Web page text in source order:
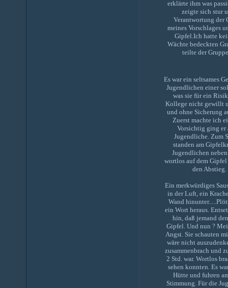
erklärte ihm was
zeigte sich stur
Verantwortung der
meines Vorschlages
Gipfel.Ich hatte
Wächte bedeckten
teilte der
Es war ein seltsames
Jugendlichen einer
was sie für ein
Kollege nicht gewillt
und ohne Sicherung
Zuerst machte ich
Vorsichtig ging er
Jugendliche. Zum
standen am
Jugendlichen
wortlos auf dem
den
Ein merkwürdiges
in der Luft, ein
Wand
ein Wort heraus.
hin, daß jemand
Gipfel. Und nun ?
Angst. Sie schauten
wäre nicht
zusammenbrach und
2 Std. war. Wortlos
sehen konnten. Es
Hütte und fuhren
Stimmung. Für die